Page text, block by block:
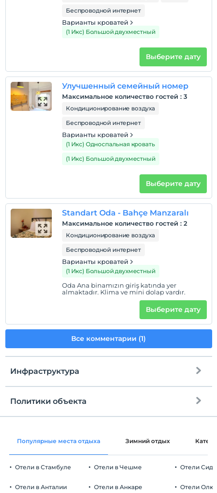
Беспроводной интернет
Варианты кроватей
(1 Икс) Большой двухместный
Выберите дату
Улучшенный семейный номер
Максимальное количество гостей : 3
Кондиционирование воздуха
Беспроводной интернет
Варианты кроватей
(1 Икс) Односпальная кровать
(1 Икс) Большой двухместный
Выберите дату
Standart Oda - Bahçe Manzaralı
Максимальное количество гостей : 2
Кондиционирование воздуха
Беспроводной интернет
Варианты кроватей
(1 Икс) Большой двухместный
Oda Ana binamızın giriş katında yer
almaktadır. Klima ve mini dolap vardır.
Выберите дату
Все комментарии (1)
Инфраструктура
Общие зоны и все комнаты
Политики объекта
Зарегистрироваться
Время выезда
До 11:00
Домашние животные
Популярные места отдыха Зимний отдых
Отели в Стамбуле
Отели в Анталии
Отели в Чешме
Отели в Анкаре
Отели Сиде
Отели